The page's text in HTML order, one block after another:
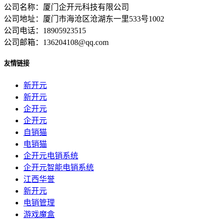
公司名称：厦门企开元科技有限公司
公司地址：厦门市海沧区沧湖东一里533号1002
公司电话：18905923515
公司邮箱：136204108@qq.com
友情链接
新开元
新开元
企开元
企开元
自销猫
电销猫
企开元电销系统
企开元智能电销系统
江西华誉
新开元
电销管理
游戏魔盒